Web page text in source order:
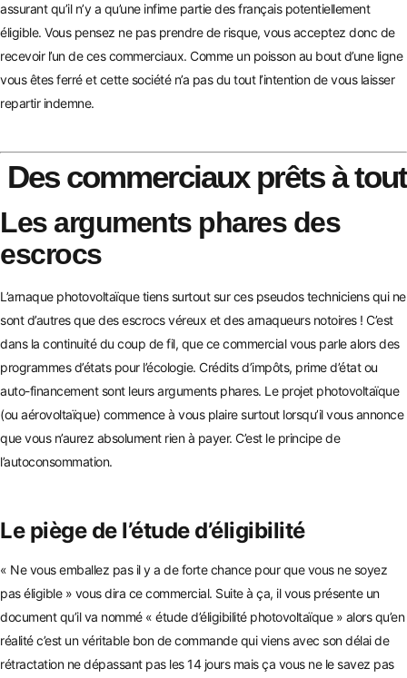
assurant qu’il n’y a qu’une infime partie des français potentiellement
éligible. Vous pensez ne pas prendre de risque, vous acceptez donc de
recevoir l’un de ces commerciaux. Comme un poisson au bout d’une ligne
vous êtes ferré et cette société n’a pas du tout l’intention de vous laisser
repartir indemne.
Des commerciaux prêts à tout
Les arguments phares des
escrocs
L’arnaque photovoltaïque tiens surtout sur ces pseudos techniciens qui ne
sont d’autres que des escrocs véreux et des arnaqueurs notoires ! C’est
dans la continuité du coup de fil, que ce commercial vous parle alors des
programmes d’états pour l’écologie. Crédits d’impôts, prime d’état ou
auto-financement sont leurs arguments phares. Le projet photovoltaïque
(ou aérovoltaïque) commence à vous plaire surtout lorsqu’il vous annonce
que vous n’aurez absolument rien à payer. C’est le principe de
l’autoconsommation.
Le piège de l’étude d’éligibilité
« Ne vous emballez pas il y a de forte chance pour que vous ne soyez
pas éligible » vous dira ce commercial. Suite à ça, il vous présente un
document qu’il va nommé « étude d’éligibilité photovoltaïque » alors qu’en
réalité c’est un véritable bon de commandequi viens avec son délai de
rétractation ne dépassant pas les 14 jours mais ça vous ne le savez pas